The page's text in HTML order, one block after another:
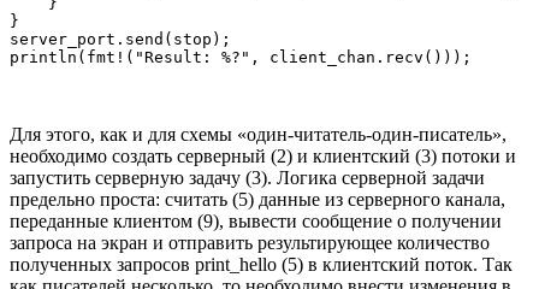
}
server_port.send(stop);
Для этого, как и для схемы «один-читатель-один-писатель»,
необходимо создать серверный (2) и клиентский (3) потоки и
запустить серверную задачу (3). Логика серверной задачи
предельно проста: считать (5) данные из серверного канала,
переданные клиентом (9), вывести сообщение о получении
запроса на экран и отправить результирующее количество
полученных запросов print_hello (5) в клиентский поток. Так